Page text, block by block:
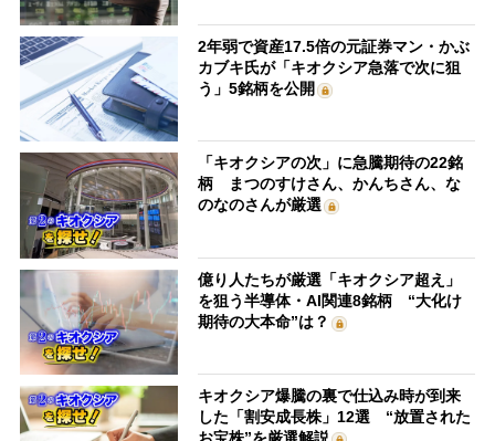
2年弱で資産17.5倍の元証券マン・かぶ
カブキ氏が「キオクシア急落で次に狙
う」5銘柄を公開
「キオクシアの次」に急騰期待の22銘
柄 まつのすけさん、かんちさん、な
のなのさんが厳選
億り人たちが厳選「キオクシア超え」
を狙う半導体・AI関連8銘柄 “大化け
期待の大本命”は？
キオクシア爆騰の裏で仕込み時が到来
した「割安成長株」12選 “放置された